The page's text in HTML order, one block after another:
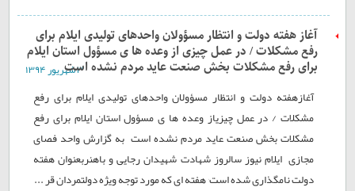
آغاز هفته دولت و انتظار مسؤولان واحدهای تولیدی ایلام برای
رفع مشکلات / در عمل چیزی از وعده ها ی مسؤول استان ایلام
برای رفع مشکلات بخش صنعت عاید مردم نشده است
۳ شهريور ۱۳۹۴
آغازهفته دولت و انتظار مسؤولان واحدهای تولیدی ایلام برای رفع
مشکلات / در عمل چیزیاز وعده ها ی مسؤول استان ایلام برای رفع
مشکلات بخش صنعت عاید مردم نشده است به گزارش واحد فصای
مجازی ایلام نیوز سالروز شهادت شهيدان رجایی و باهنربعنوان هفته
دولت نامگذاری شده است٬ هفته ای که مورد توجه ویژه دولتمردان قر ...